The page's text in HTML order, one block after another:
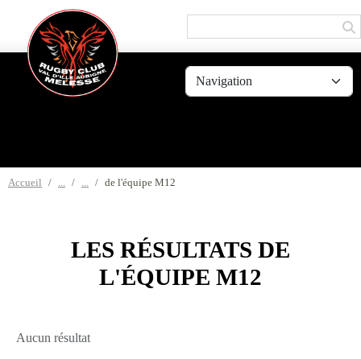
Accueil de l'équipe M12
LES RÉSULTATS DE
L'ÉQUIPE M12
Aucun résultat
Panneau de gestion des cookies